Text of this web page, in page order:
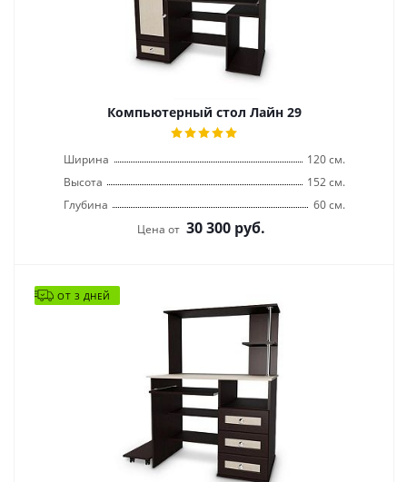
Компьютерный стол Лайн 29
Ширина
120 см.
Высота
152 см.
Глубина
60 см.
Цена от 30 300 руб.
ОТ 3 ДНЕЙ